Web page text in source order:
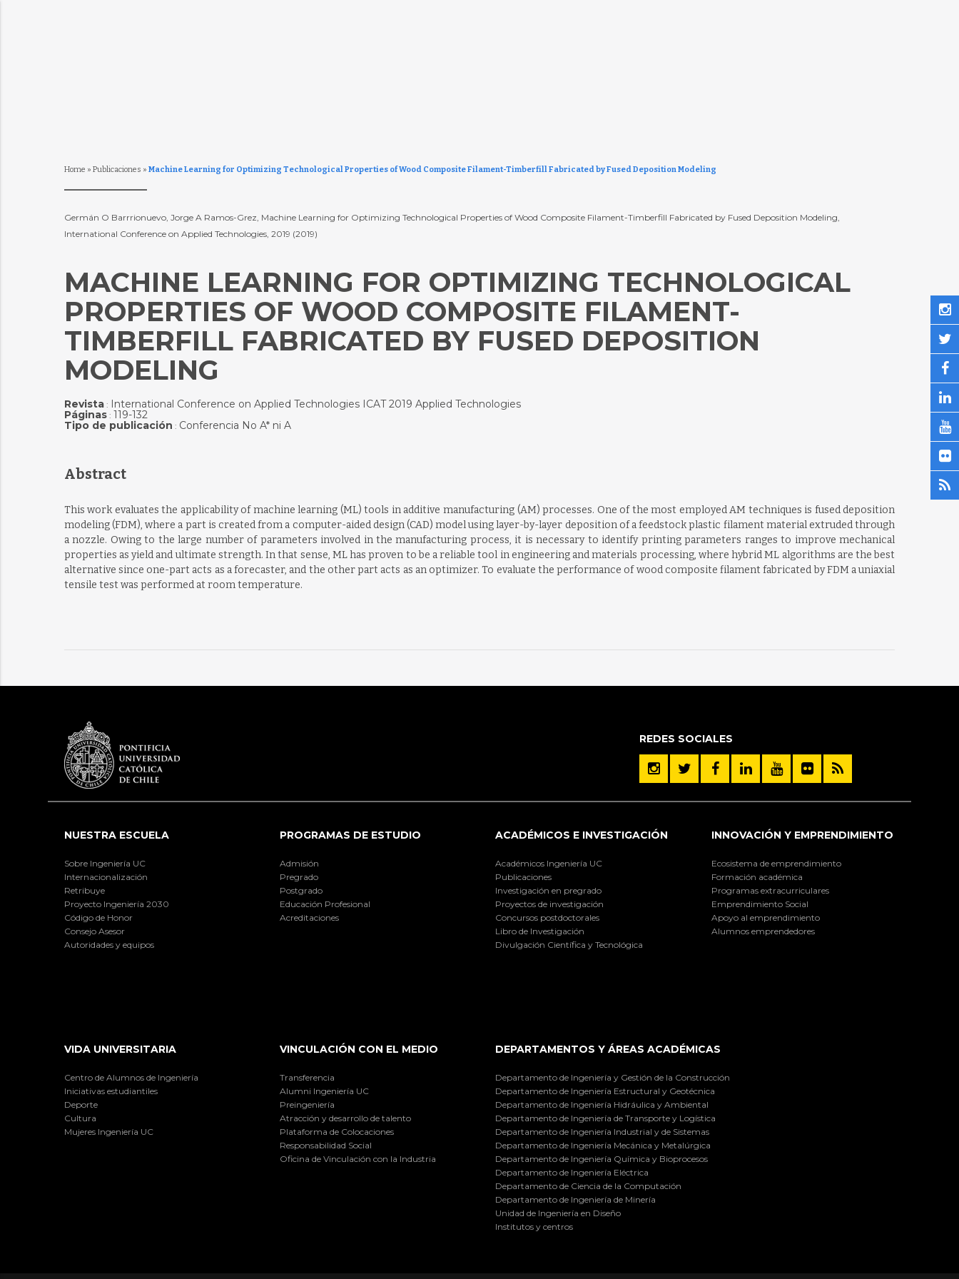
Home » Publicaciones » Machine Learning for Optimizing Technological Properties of Wood Composite Filament-Timberfill Fabricated by Fused Deposition Modeling
Germán O Barrrionuevo, Jorge A Ramos-Grez, Machine Learning for Optimizing Technological Properties of Wood Composite Filament-Timberfill Fabricated by Fused Deposition Modeling,
International Conference on Applied Technologies, 2019 (2019)
MACHINE LEARNING FOR OPTIMIZING TECHNOLOGICAL
PROPERTIES OF WOOD COMPOSITE FILAMENT-
TIMBERFILL FABRICATED BY FUSED DEPOSITION
MODELING
Revista: International Conference on Applied Technologies ICAT 2019 Applied Technologies
Páginas: 119-132
Tipo de publicación : Conferencia No A* ni A
Abstract
This work evaluates the applicability of machine learning (ML) tools in additive manufacturing (AM) processes. One of the most employed AM techniques is fused deposition
modeling (FDM), where a part is created from a computer-aided design (CAD) model using layer-by-layer deposition of a feedstock plastic filament material extruded through
a nozzle. Owing to the large number of parameters involved in the manufacturing process, it is necessary to identify printing parameters ranges to improve mechanical
properties as yield and ultimate strength. In that sense, ML has proven to be a reliable tool in engineering and materials processing, where hybrid ML algorithms are the best
alternative since one-part acts as a forecaster, and the other part acts as an optimizer. To evaluate the performance of wood composite filament fabricated by FDM a uniaxial
tensile test was performed at room temperature.
REDES SOCIALES
NUESTRA ESCUELA
Sobre Ingeniería UC
Internacionalización
Retribuye
Proyecto Ingeniería 2030
Código de Honor
Consejo Asesor
Autoridades y equipos
PROGRAMAS DE ESTUDIO
Admisión
Pregrado
Postgrado
Educación Profesional
Acreditaciones
ACADÉMICOS E INVESTIGACIÓN
Académicos Ingeniería UC
Publicaciones
Investigación en pregrado
Proyectos de investigación
Concursos postdoctorales
Libro de Investigación
Divulgación Científica y Tecnológica
INNOVACIÓN Y EMPRENDIMIENTO
Ecosistema de emprendimiento
Formación académica
Programas extracurriculares
Emprendimiento Social
Apoyo al emprendimiento
Alumnos emprendedores
VIDA UNIVERSITARIA
Centro de Alumnos de Ingeniería
Iniciativas estudiantiles
Deporte
Cultura
Mujeres Ingeniería UC
VINCULACIÓN CON EL MEDIO
Transferencia
Alumni Ingeniería UC
Preingeniería
Atracción y desarrollo de talento
Plataforma de Colocaciones
Responsabilidad Social
Oficina de Vinculación con la Industria
DEPARTAMENTOS Y ÁREAS ACADÉMICAS
Departamento de Ingeniería y Gestión de la Construcción
Departamento de Ingeniería Estructural y Geotécnica
Departamento de Ingeniería Hidráulica y Ambiental
Departamento de Ingeniería de Transporte y Logística
Departamento de Ingeniería Industrial y de Sistemas
Departamento de Ingeniería Mecánica y Metalúrgica
Departamento de Ingeniería Química y Bioprocesos
Departamento de Ingeniería Eléctrica
Departamento de Ciencia de la Computación
Departamento de Ingeniería de Minería
Unidad de Ingeniería en Diseño
Institutos y centros